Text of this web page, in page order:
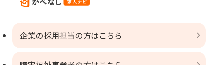
企業の採用担当の方はこちら